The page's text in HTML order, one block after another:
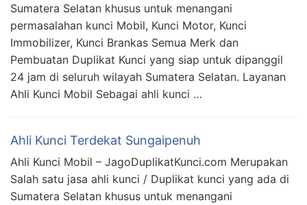
Sumatera Selatan khusus untuk menangani
permasalahan kunci Mobil, Kunci Motor, Kunci
Immobilizer, Kunci Brankas Semua Merk dan
Pembuatan Duplikat Kunci yang siap untuk dipanggil
24 jam di seluruh wilayah Sumatera Selatan. Layanan
Ahli Kunci Mobil Sebagai ahli kunci …
Ahli Kunci Terdekat Sungaipenuh
Ahli Kunci Mobil – JagoDuplikatKunci.com Merupakan
Salah satu jasa ahli kunci / Duplikat kunci yang ada di
Sumatera Selatan khusus untuk menangani